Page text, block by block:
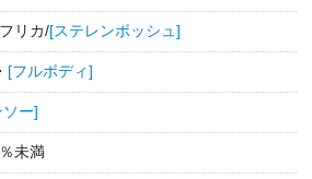
リカ/[ステレンボッシュ]
・ [フルボディ]
ソー]
未満